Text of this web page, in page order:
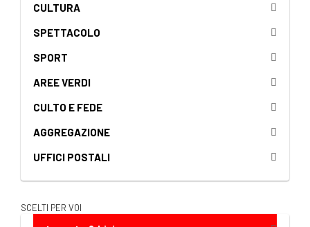
CULTURA
SPETTACOLO
SPORT
AREE VERDI
CULTO E FEDE
AGGREGAZIONE
UFFICI POSTALI
SCELTI PER VOI